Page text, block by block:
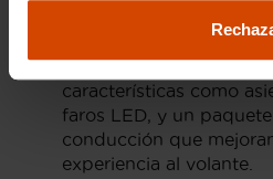
GT Line:Destaca por
características como
faros LED, y un
conducción que
experiencia al volante.